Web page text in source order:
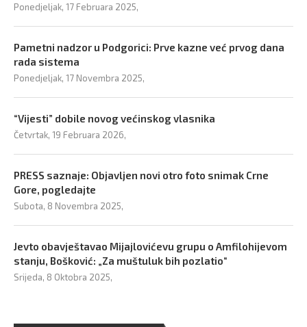
Ponedjeljak, 17 Februara 2025,
Pametni nadzor u Podgorici: Prve kazne već prvog dana
rada sistema
Ponedjeljak, 17 Novembra 2025,
“Vijesti” dobile novog većinskog vlasnika
Četvrtak, 19 Februara 2026,
PRESS saznaje: Objavljen novi otro foto snimak Crne
Gore, pogledajte
Subota, 8 Novembra 2025,
Jevto obavještavao Mijajlovićevu grupu o Amfilohijevom
stanju, Bošković: „Za muštuluk bih pozlatio“
Srijeda, 8 Oktobra 2025,